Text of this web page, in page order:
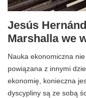
Jesús
Marshalla we
Nauka ekonomiczna
powiązana z innymi
ekonomię, konieczna
dyscypliny są ze sobą